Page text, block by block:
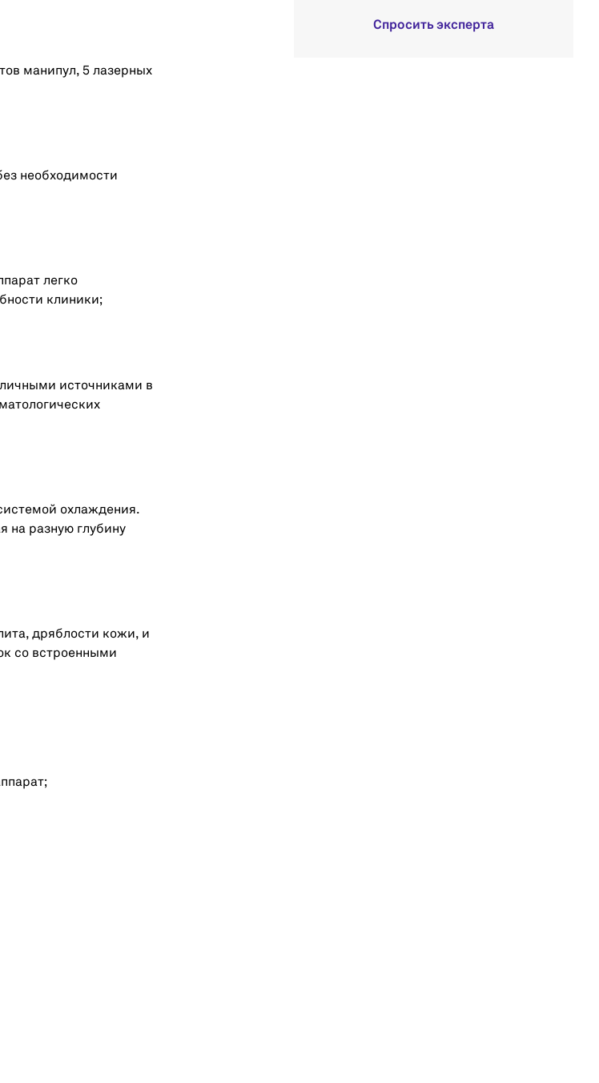
манипул, 5 лазерных
необходимости
легко
клиники;
источниками в
охлаждения.
на разную глубину
дряблости кожи, и
со встроенными
Спросить эксперта